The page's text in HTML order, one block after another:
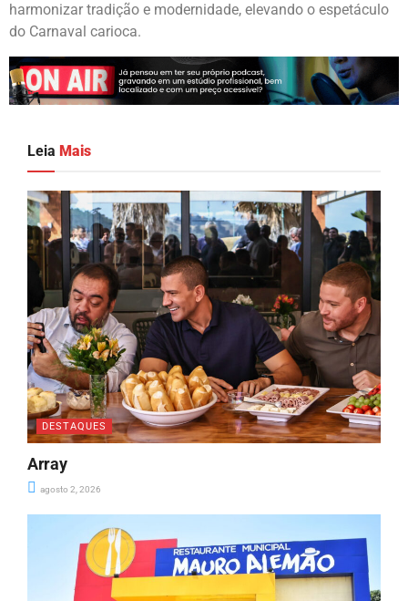
harmonizar tradição e modernidade, elevando o espetáculo
do Carnaval carioca.
Leia Mais
DESTAQUES
Array
agosto 2, 2026